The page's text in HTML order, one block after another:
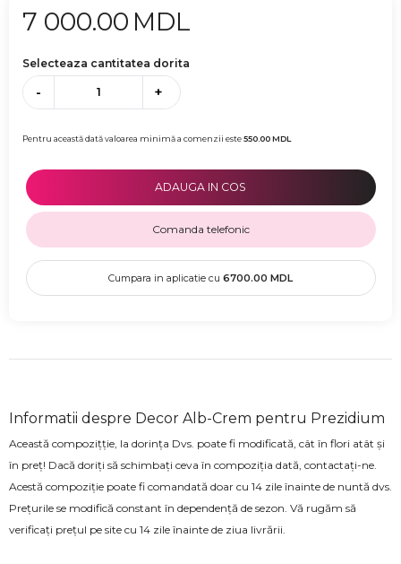
7 000.00 MDL
Selecteaza cantitatea dorita
- +
Pentru această dată valoarea minimă a comenzii este550.00MDL
ADAUGA IN COS
Comanda telefonic
Cumpara in aplicatie cu 6700.00 MDL
Informatii despre Decor Alb-Crem pentru Prezidium
Această compozițție, la dorința Dvs. poate fi modificată, cât în flori atât și
în preț! Dacă doriți să schimbați ceva în compoziția dată, contactați-ne.
Acestă compoziție poate fi comandată doar cu 14 zile înainte de nuntă dvs.
Prețurile se modifică constant în dependență de sezon. Vă rugăm să
verificați prețul pe site cu 14 zile înainte de ziua livrării.